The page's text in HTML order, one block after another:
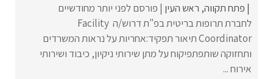
פתח תקווה ראש העין פורסם לפני יותר מחודשיים
לחברת תרופות בריטית בפ"ת דרוש/ה Facility
Coordinator תיאור תפקיד:אחריות על נראות המשרדים
ותחזוקה שותפתפיקוח על מתן שירותי ניקיון, כיבוד ושירותי
אירוח ...